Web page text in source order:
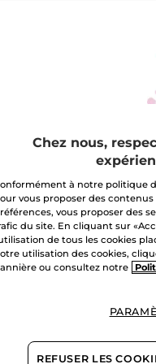
VOIR
FÊTE
Chez nous,
à notre politique
vous proposer des
vous proposer des
du site. En cliquant sur
de tous les cookies
utilisation des cookies,
ou consultez notre
REFUSER LES